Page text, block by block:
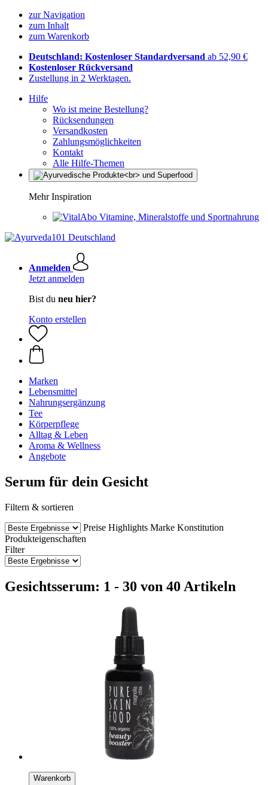
zur Navigation
zum Inhalt
zum Warenkorb
Deutschland: Kostenloser Standardversand ab 52,90 €
Kostenloser Rückversand
Zustellung in 2 Werktagen.
Hilfe
Wo ist meine Bestellung?
Rücksendungen
Versandkosten
Zahlungsmöglichkeiten
Kontakt
Alle Hilfe-Themen
Mehr Inspiration
Vitamine, Mineralstoffe und Sportnahrung
Anmelden
Jetzt anmelden
Bist du neu hier?
Konto erstellen
Marken
Lebensmittel
Nahrungsergänzung
Tee
Körperpflege
Alltag & Leben
Aroma & Wellness
Angebote
Serum für dein Gesicht
Filtern & sortieren
Preise Highlights Marke Konstitution
Produkteigenschaften
Filter
Gesichtsserum: 1 - 30 von 40 Artikeln
Warenkorb